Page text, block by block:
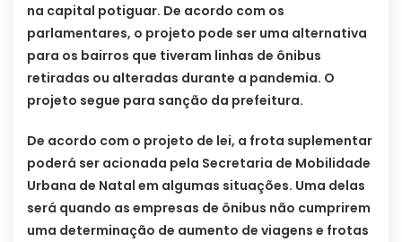
na capital potiguar. De acordo com os
parlamentares, o projeto pode ser uma alternativa
para os bairros que tiveram linhas de ônibus
retiradas ou alteradas durante a pandemia. O
projeto segue para sanção da prefeitura.
De acordo com o projeto de lei, a frota suplementar
poderá ser acionada pela Secretaria de Mobilidade
Urbana de Natal em algumas situações. Uma delas
será quando as empresas de ônibus não cumprirem
uma determinação de aumento de viagens e frotas